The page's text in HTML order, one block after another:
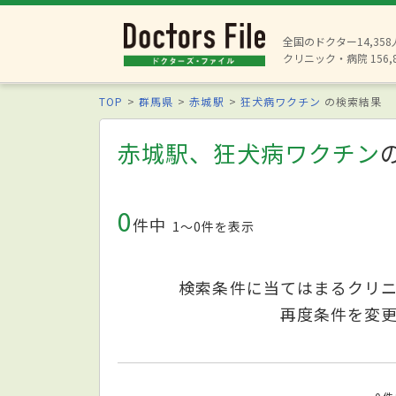
全国のドクター14,358
クリニック・病院
TOP 群馬県 赤城駅 狂犬病ワクチン の検索結果
赤城駅、狂犬病ワクチン
0件中 1〜0件を表示
検索条件に当てはまるクリ
再度条件を変